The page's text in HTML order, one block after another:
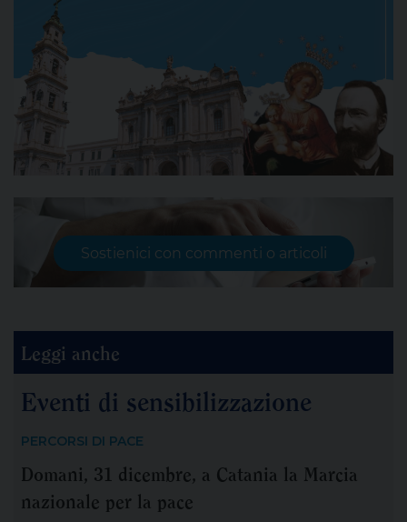
Sostienici con commenti o articoli
Leggi anche
Eventi di sensibilizzazione
PERCORSI DI PACE
Domani, 31 dicembre, a Catania la Marcia
nazionale per la pace